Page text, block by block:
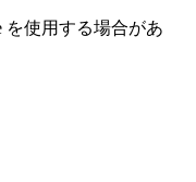
使⽤する場合があ